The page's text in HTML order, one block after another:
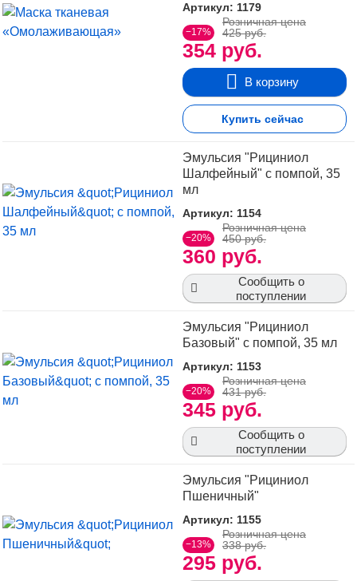
Артикул: 1179
−17%
354 руб.
Розничная цена
425 руб.
В корзину
Купить сейчас
Эмульсия "Рициниол
Шалфейный" с помпой, 35
мл
Артикул: 1154
−20%
360 руб.
Розничная цена
450 руб.
Сообщить о
поступлении
Эмульсия "Рициниол
Базовый" с помпой, 35 мл
Артикул: 1153
−20%
345 руб.
Розничная цена
431 руб.
Сообщить о
поступлении
Эмульсия "Рициниол
Пшеничный"
Артикул: 1155
−13%
295 руб.
Розничная цена
338 руб.